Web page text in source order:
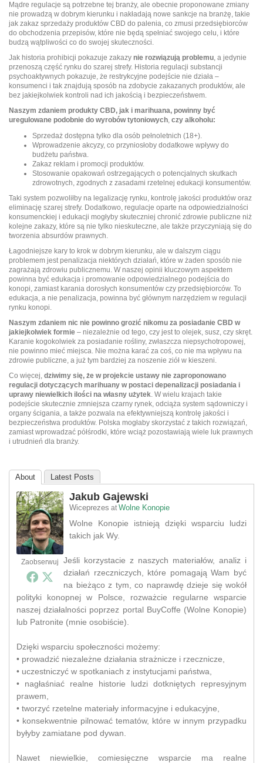
Mądre regulacje są potrzebne tej branży, ale obecnie proponowane zmiany
nie prowadzą w dobrym kierunku i nakładają nowe sankcje na branżę, takie
jak zakaz sprzedaży produktów CBD do palenia, co zmusi przedsiębiorców
do obchodzenia przepisów, które nie będą spełniać swojego celu, i które
budzą wątpliwości co do swojej skuteczności.
Jak historia prohibicji pokazuje zakazy nie rozwiązują problemu, a jedynie
przenoszą część rynku do szarej strefy. Historia regulacji substancji
psychoaktywnych pokazuje, że restrykcyjne podejście nie działa –
konsumenci i tak znajdują sposób na zdobycie zakazanych produktów, ale
bez jakiejkolwiek kontroli nad ich jakością i bezpieczeństwem.
Naszym zdaniem produkty CBD, jak i marihuana, powinny być
uregulowane podobnie do wyrobów tytoniowych, czy alkoholu:
Sprzedaż dostępna tylko dla osób pełnoletnich (18+).
Wprowadzenie akcyzy, co przyniosłoby dodatkowe wpływy do
budżetu państwa.
Zakaz reklam i promocji produktów.
Stosowanie opakowań ostrzegających o potencjalnych skutkach
zdrowotnych, zgodnych z zasadami rzetelnej edukacji konsumentów.
Taki system pozwoliłby na legalizację rynku, kontrolę jakości produktów oraz
eliminację szarej strefy. Dodatkowo, regulacje oparte na odpowiedzialności
konsumenckiej i edukacji mogłyby skuteczniej chronić zdrowie publiczne niż
kolejne zakazy, które są nie tylko nieskuteczne, ale także przyczyniają się do
tworzenia absurdów prawnych.
Łagodniejsze kary to krok w dobrym kierunku, ale w dalszym ciągu
problemem jest penalizacja niektórych działań, które w żaden sposób nie
zagrażają zdrowiu publicznemu. W naszej opinii kluczowym aspektem
powinna być edukacja i promowanie odpowiedzialnego podejścia do
konopi, zamiast karania dorosłych konsumentów czy przedsiębiorców. To
edukacja, a nie penalizacja, powinna być głównym narzędziem w regulacji
rynku konopi.
Naszym zdaniem nic nie powinno grozić nikomu za posiadanie CBD w
jakiejkolwiek formie – niezależnie od tego, czy jest to olejek, susz, czy skręt.
Karanie kogokolwiek za posiadanie rośliny, zwłaszcza niepsychotropowej,
nie powinno mieć miejsca. Nie można karać za coś, co nie ma wpływu na
zdrowie publiczne, a już tym bardziej za noszenie ziół w kieszeni.
Co więcej, dziwimy się, że w projekcie ustawy nie zaproponowano
regulacji dotyczących marihuany w postaci depenalizacji posiadania i
uprawy niewielkich ilości na własny użytek. W wielu krajach takie
podejście skutecznie zmniejsza czarny rynek, odciąża system sądowniczy i
organy ścigania, a także pozwala na efektywniejszą kontrolę jakości i
bezpieczeństwa produktów. Polska mogłaby skorzystać z takich rozwiązań,
zamiast wprowadzać półśrodki, które wciąż pozostawiają wiele luk prawnych
i utrudnień dla branży.
About Latest Posts
Zaobserwuj
Jakub Gajewski
Wiceprezes at Wolne Konopie
Wolne Konopie istnieją dzięki wsparciu ludzi
takich jak Wy.
Jeśli korzystacie z naszych materiałów, analiz i
działań rzeczniczych, które pomagają Wam być
na bieżąco z tym, co naprawdę dzieje się wokół
polityki konopnej w Polsce, rozważcie regularne wsparcie
naszej działalności poprzez portal BuyCoffe (Wolne Konopie)
lub Patronite (mnie osobiście).
Dzięki wsparciu społeczności możemy:
• prowadzić niezależne działania strażnicze i rzecznicze,
• uczestniczyć w spotkaniach z instytucjami państwa,
• nagłaśniać realne historie ludzi dotkniętych represyjnym
prawem,
• tworzyć rzetelne materiały informacyjne i edukacyjne,
• konsekwentnie pilnować tematów, które w innym przypadku
byłyby zamiatane pod dywan.
Nawet niewielkie, comiesięczne wsparcie ma realne